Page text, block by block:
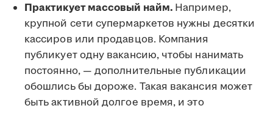
Практикует массовый найм. Например,
крупной сети супермаркетов нужны десятки
кассиров или продавцов. Компания
публикует одну вакансию, чтобы нанимать
постоянно, — дополнительные публикации
обошлись бы дороже. Такая вакансия может
быть активной долгое время, и это